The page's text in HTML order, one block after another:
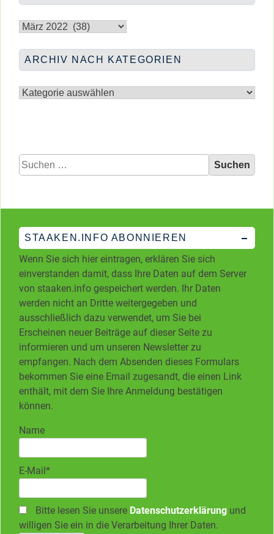
nach
ARCHIV NACH KATEGORIEN
nach
Suchen
nach:
STAAKEN.INFO ABONNIEREN
Wenn Sie sich hier eintragen, erklären Sie sich
einverstanden damit, dass Ihre Daten auf dem Server
von staaken.info gespeichert werden. Ihr Daten
werden nicht an Dritte weitergegeben und
ausschließlich dazu verwendet, um Sie bei
Erscheinen neuer Beiträge auf dieser Seite zu
informieren und um unseren Newsletter zu
empfangen. Nach dem Absenden dieses Formulars
bekommen Sie eine Email zugesandt, die einen Link
enthält, mit dem Sie Ihre Anmeldung bestätigen
können.
Name
E-Mail*
Bitte lesen Sie unsere Datenschutzerklärung und
willigen Sie ein in die Verarbeitung Ihrer Daten.